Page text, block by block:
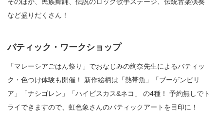
など盛りだくさん！
バティック・ワークショップ
「マレーシアごはん祭り」でおなじみの絢奈先生によるバティッ
ク・色つけ体験も開催！ 新作絵柄は「熱帯魚」「ブーゲンビリ
ア」「ナシゴレン」「ハイビスカス&ネコ」 の4種！ 予約無しでト
ライできますので、虹色象さんのバティックアートを目印に！